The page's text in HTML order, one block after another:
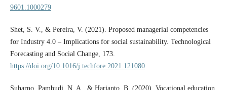
9601.1000279
Shet, S. V., & Pereira, V. (2021). Proposed managerial competencies
for Industry 4.0 – Implications for social sustainability. Technological
Forecasting and Social Change, 173.
https://doi.org/10.1016/j.techfore.2021.121080
Suharno, Pambudi, N. A., & Harjanto, B. (2020). Vocational education